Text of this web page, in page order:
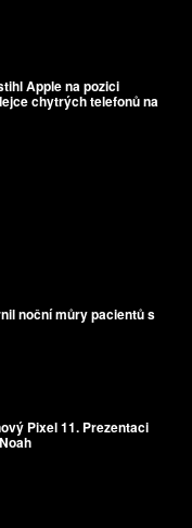
Apple na pozici
chytrých telefonů na
noční můry pacientů s
Pixel 11. Prezentaci